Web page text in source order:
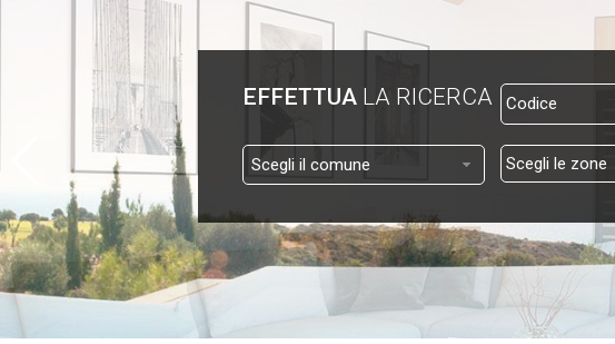
EFFETTUA LA RICERCA
Scegli il comune Scegli le zone